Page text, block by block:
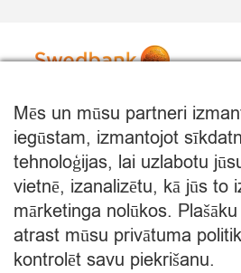
Mēs un mūsu partneri
iegūstam, izmantojot
tehnoloģijas, lai uzlabotu
vietnē, izanalizētu, kā jūs to
mārketinga nolūkos.
atrast mūsu privātuma
kontrolēt savu piekrišanu.